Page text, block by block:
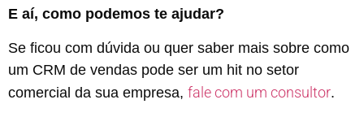
E aí, como podemos te ajudar?
Se ficou com dúvida ou quer saber mais sobre como
um CRM de vendas pode ser um hit no setor
comercial da sua empresa, fale com um consultor.